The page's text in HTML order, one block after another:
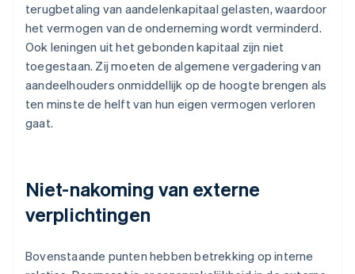
terugbetaling van aandelenkapitaal gelasten, waardoor
het vermogen van de onderneming wordt verminderd.
Ook leningen uit het gebonden kapitaal zijn niet
toegestaan. Zij moeten de algemene vergadering van
aandeelhouders onmiddellijk op de hoogte brengen als
ten minste de helft van hun eigen vermogen verloren
gaat.
Niet-nakoming van externe
verplichtingen
Bovenstaande punten hebben betrekking op interne